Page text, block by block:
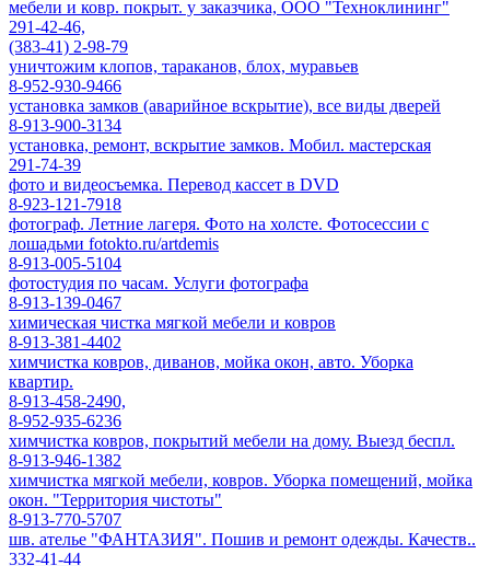
мебели и ковр. покрыт. у заказчика, ООО "Техноклининг"
291-42-46,
(383-41) 2-98-79
уничтожим клопов, тараканов, блох, муравьев
8-952-930-9466
установка замков (аварийное вскрытие), все виды дверей
8-913-900-3134
установка, ремонт, вскрытие замков. Мобил. мастерская
291-74-39
фото и видеосъемка. Перевод кассет в DVD
8-923-121-7918
фотограф. Летние лагеря. Фото на холсте. Фотосессии с
лошадьми fotokto.ru/artdemis
8-913-005-5104
фотостудия по часам. Услуги фотографа
8-913-139-0467
химическая чистка мягкой мебели и ковров
8-913-381-4402
химчистка ковров, диванов, мойка окон, авто. Уборка
квартир.
8-913-458-2490,
8-952-935-6236
химчистка ковров, покрытий мебели на дому. Выезд беспл.
8-913-946-1382
химчистка мягкой мебели, ковров. Уборка помещений, мойка
окон. "Территория чистоты"
8-913-770-5707
шв. ателье "ФАНТАЗИЯ". Пошив и ремонт одежды. Качеств..
332-41-44